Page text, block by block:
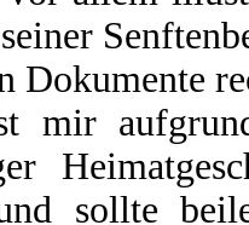
Dokumente
mir
sollte